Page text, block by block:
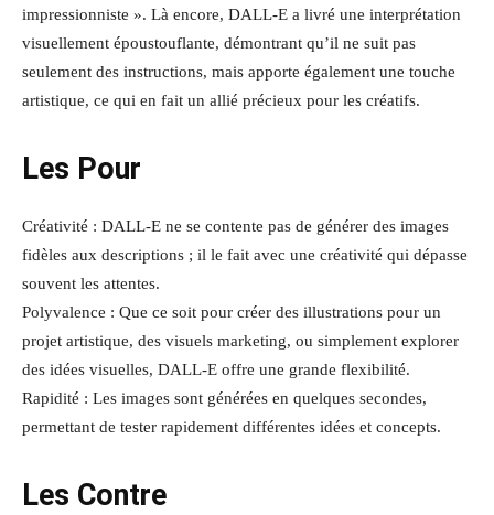
impressionniste ». Là encore, DALL-E a livré une interprétation
visuellement époustouflante, démontrant qu’il ne suit pas
seulement des instructions, mais apporte également une touche
artistique, ce qui en fait un allié précieux pour les créatifs.
Les Pour
Créativité : DALL-E ne se contente pas de générer des images
fidèles aux descriptions ; il le fait avec une créativité qui dépasse
souvent les attentes.
Polyvalence : Que ce soit pour créer des illustrations pour un
projet artistique, des visuels marketing, ou simplement explorer
des idées visuelles, DALL-E offre une grande flexibilité.
Rapidité : Les images sont générées en quelques secondes,
permettant de tester rapidement différentes idées et concepts.
Les Contre